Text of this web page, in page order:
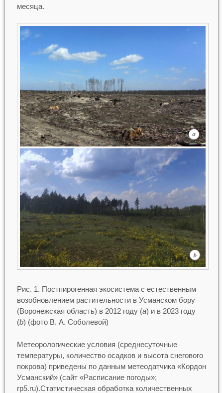
месяца.
Рис. 1. Постпирогенная экосистема с естественным
возобновлением растительности в Усманском бору
(Воронежская область) в 2012 году (a) и в 2023 году
(b) (фото В. А. Соболевой)
Метеорологические условия (среднесуточные
температуры, количество осадков и высота снегового
покрова) приведены по данным метеодатчика «Кордон
Усманский» (сайт «Расписание погоды»;
rp5.ru).Статистическая обработка количественных